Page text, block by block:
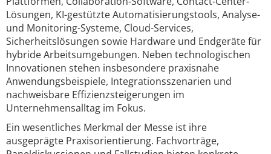
Lösungen, KI-gestützte Automatisierungstools, Analyse-
und Monitoring-Systeme, Cloud-Services,
Sicherheitslösungen sowie Hardware und Endgeräte für
hybride Arbeitsumgebungen. Neben technologischen
Innovationen stehen insbesondere praxisnahe
Anwendungsbeispiele, Integrationsszenarien und
nachweisbare Effizienzsteigerungen im
Unternehmensalltag im Fokus.
Ein wesentliches Merkmal der Messe ist ihre
ausgeprägte Praxisorientierung. Fachvorträge,